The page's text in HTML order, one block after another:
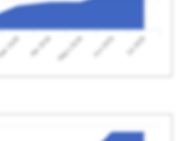
Mar 2026 Abr 2026 Mayo 2026 Jun 2026 Jul 2026